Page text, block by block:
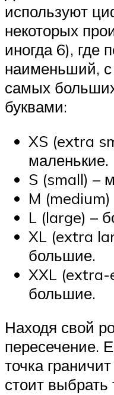
используют
некоторых
иногда 6), где
наименьший,
самых
буквами:
XS (extra
маленькие.
S (small) –
M
L (large) –
XL (extra
большие.
XXL
большие.
Находя свой
пересечение.
точка
стоит выбрать